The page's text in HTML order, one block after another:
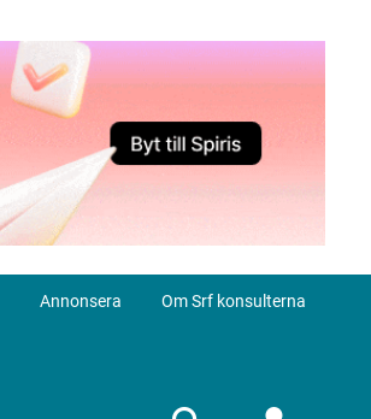
Annonsera Om Srf konsulterna